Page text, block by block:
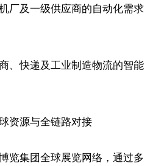
厂及一级供应商的自动化需求
、快递及工业制造物流的智能
资源与全链路对接
览集团全球展览网络，通过多